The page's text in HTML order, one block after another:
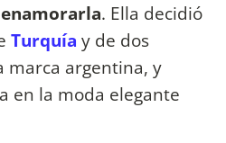
. Ella decidió
Turquía y de dos
marca argentina, y
en la moda elegante